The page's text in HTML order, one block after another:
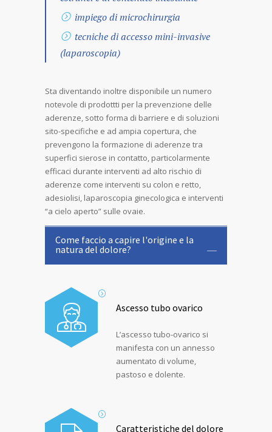
impiego di microchirurgia
tecniche di accesso mini-invasive
(laparoscopia)
Sta diventando inoltre disponibile un numero
notevole di prodottti per la prevenzione delle
aderenze, sotto forma di barriere e di soluzioni
sito-specifiche e ad ampia copertura, che
prevengono la formazione di aderenze tra
superfici sierose in contatto, particolarmente
efficaci durante interventi ad alto rischio di
aderenze come interventi su colon e retto,
adesiolisi, laparoscopia ginecologica e interventi
“a cielo aperto” sulle ovaie.
Come faccio a capire l'origine e la
natura del dolore?
Ascesso tubo ovarico
L’ascesso tubo-ovarico si
manifesta con un annesso
aumentato di volume,
pastoso e dolente.
Caratteristiche del dolore